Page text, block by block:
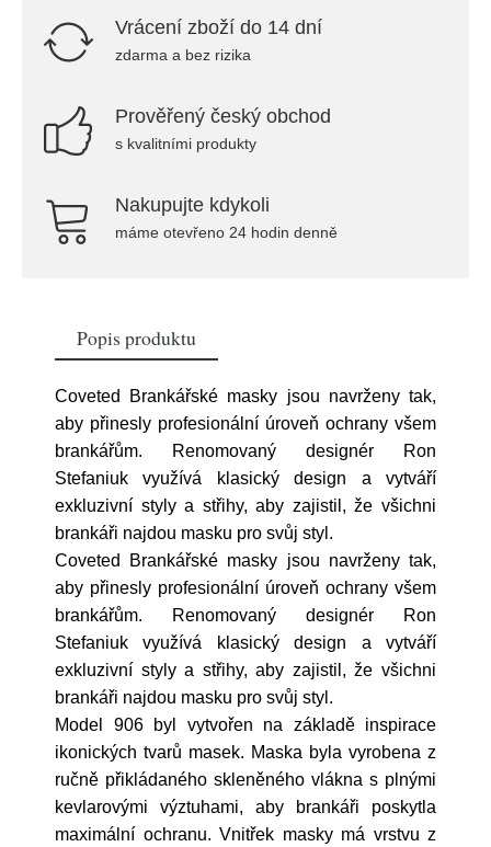
Vrácení zboží do 14 dní
zdarma a bez rizika
Prověřený český obchod
s kvalitními produkty
Nakupujte kdykoli
máme otevřeno 24 hodin denně
Popis produktu
Coveted Brankářské masky jsou navrženy tak,
aby přinesly profesionální úroveň ochrany všem
brankářům. Renomovaný designér Ron
Stefaniuk využívá klasický design a vytváří
exkluzivní styly a střihy, aby zajistil, že všichni
brankáři najdou masku pro svůj styl.
Coveted Brankářské masky jsou navrženy tak,
aby přinesly profesionální úroveň ochrany všem
brankářům. Renomovaný designér Ron
Stefaniuk využívá klasický design a vytváří
exkluzivní styly a střihy, aby zajistil, že všichni
brankáři najdou masku pro svůj styl.
Model 906 byl vytvořen na základě inspirace
ikonických tvarů masek. Maska byla vyrobena z
ručně přikládaného skleněného vlákna s plnými
kevlarovými výztuhami, aby brankáři poskytla
maximální ochranu. Vnitřek masky má vrstvu z